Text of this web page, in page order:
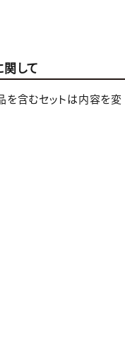
して
を含むセットは内容を変